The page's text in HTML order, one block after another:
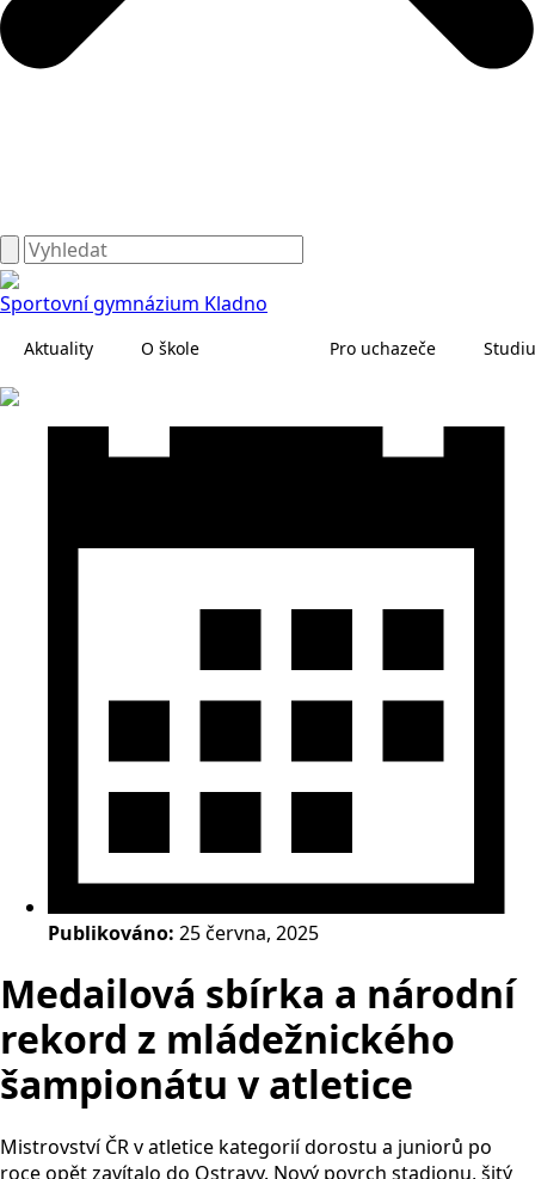
Sportovní gymnázium Kladno
Aktuality O škole Pro uchazeče
Publikováno: 25 června, 2025
Medailová sbírka a národní
rekord z mládežnického
šampionátu v atletice
Mistrovství ČR v atletice kategorií dorostu a juniorů po
roce opět zavítalo do Ostravy. Nový povrch stadionu, šitý